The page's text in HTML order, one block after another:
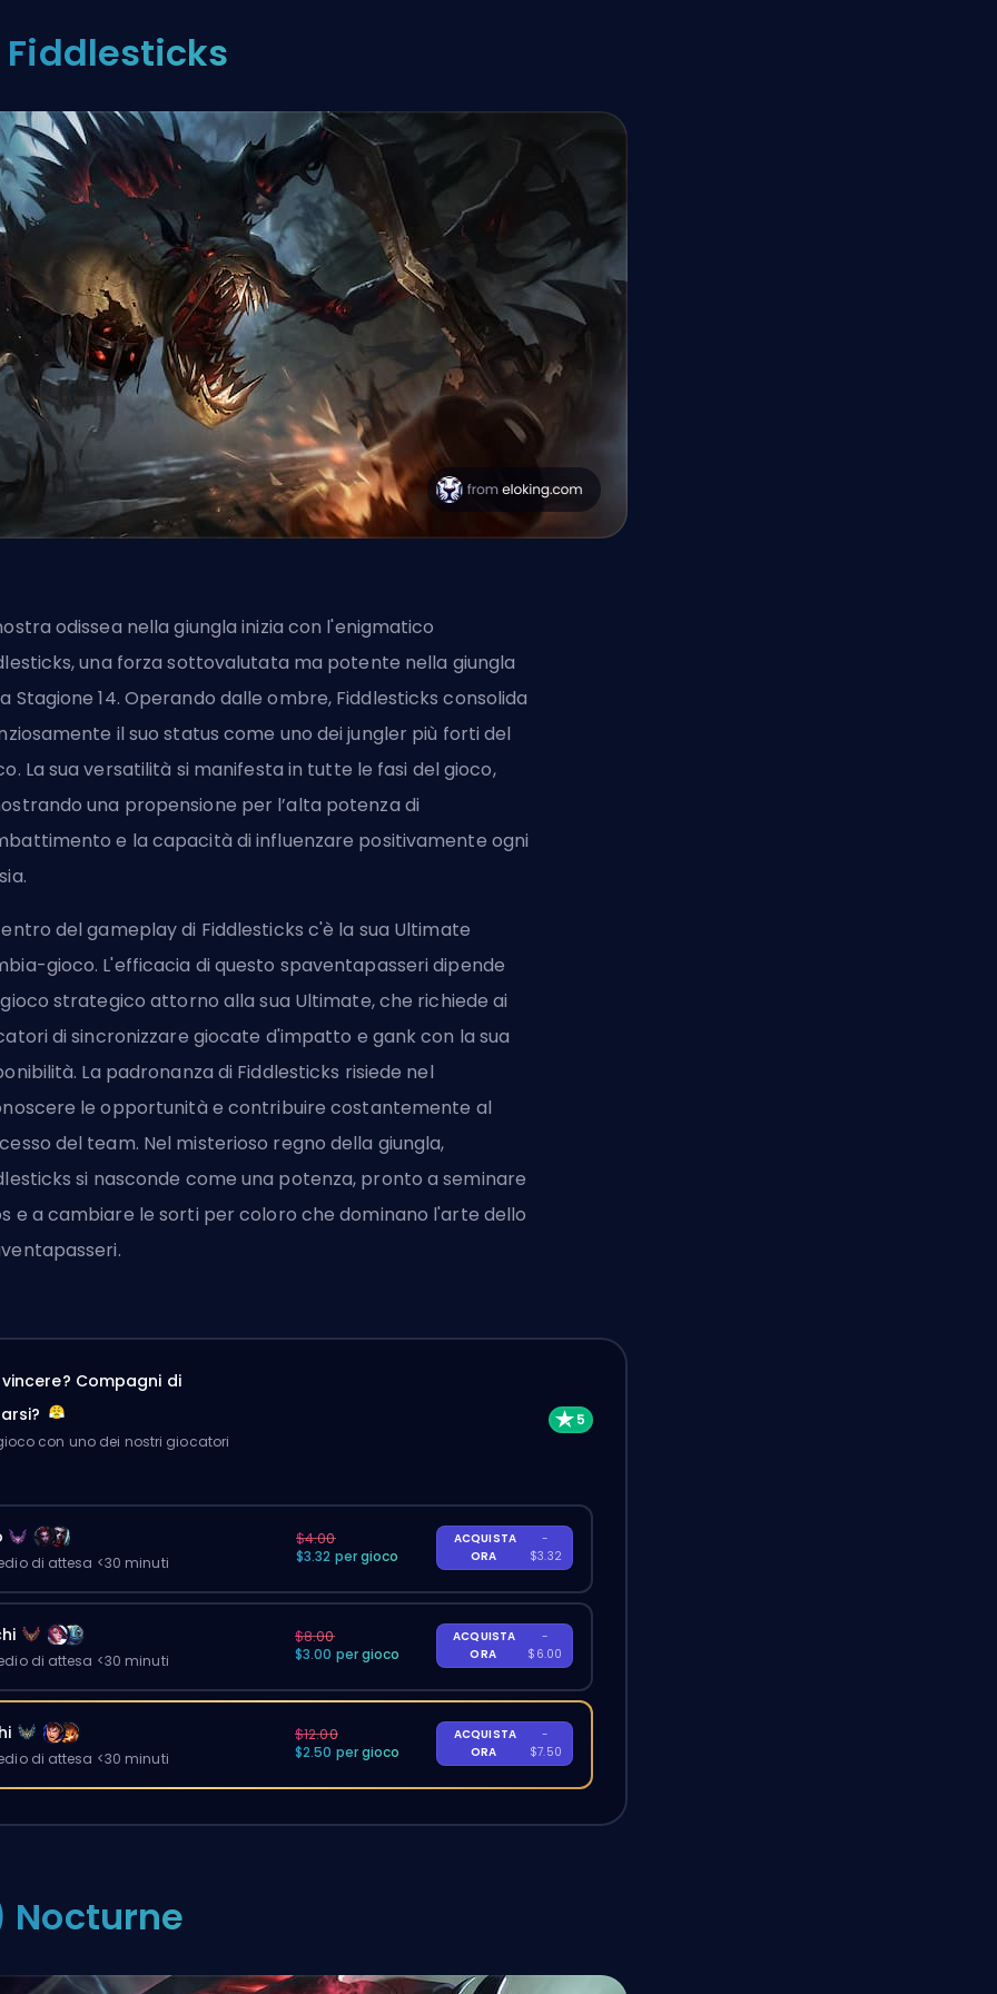
Fiddlesticks
odissea nella giungla inizia con l'enigmatico
una forza sottovalutata ma potente nella giungla
Stagione 14. Operando dalle ombre, Fiddlesticks consolida
il suo status come uno dei jungler più forti del
La sua versatilità si manifesta in tutte le fasi del gioco,
una propensione per l’alta potenza di
e la capacità di influenzare positivamente ogni
del gameplay di Fiddlesticks c'è la sua Ultimate
gioco. L'efficacia di questo spaventapasseri dipende
strategico attorno alla sua Ultimate, che richiede ai
di sincronizzare giocate d'impatto e gank con la sua
La padronanza di Fiddlesticks risiede nel
le opportunità e contribuire costantemente al
del team. Nel misterioso regno della giungla,
si nasconde come una potenza, pronto a seminare
e a cambiare le sorti per coloro che dominano l'arte dello
Compagni di
con uno dei nostri giocatori
di attesa <30 minuti
$4.00
$3.32 per gioco
ACQUISTA
ORA
-
$3.32
di attesa <30 minuti
$8.00
$3.00 per gioco
ACQUISTA
ORA
-
$6.00
di attesa <30 minuti
$12.00
$2.50 per gioco
ACQUISTA
ORA
-
$7.50
Nocturne